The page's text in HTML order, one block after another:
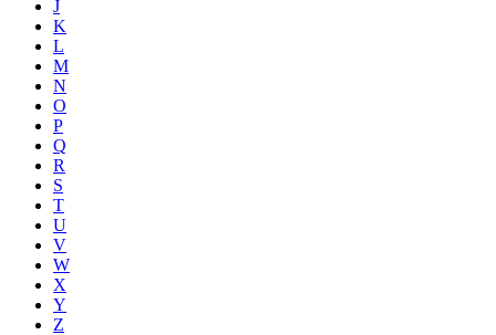
J
K
L
M
N
O
P
Q
R
S
T
U
V
W
X
Y
Z